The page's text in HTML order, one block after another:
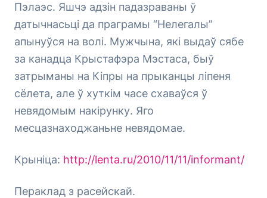
Пэлаэс. Яшчэ адзін падазраваны ў
датычнасьці да праграмы “Нелегалы”
апынуўся на волі. Мужчына, які выдаў сябе
за канадца Крыстафэра Мэстаса, быў
затрыманы на Кіпры на прыканцы ліпеня
сёлета, але ў хуткім часе схаваўся ў
невядомым накірунку. Яго
месцазнаходжаньне невядомае.
Крыніца: http://lenta.ru/2010/11/11/informant/
Пераклад з расейскай.